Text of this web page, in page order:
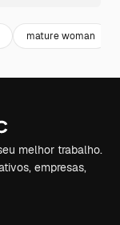
mature woman
melhor trabalho.
empresas,